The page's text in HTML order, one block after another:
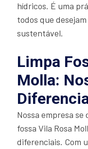
hídricos. É uma
todos que
sustentável.
Limpa
Molla:
Nossa empresa
fossa Vila Rosa
diferenciais. Com